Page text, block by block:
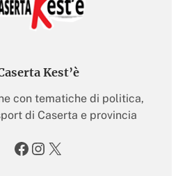
Kest’è
con tematiche di politica,
di Caserta e provincia
Facebook Instagram X